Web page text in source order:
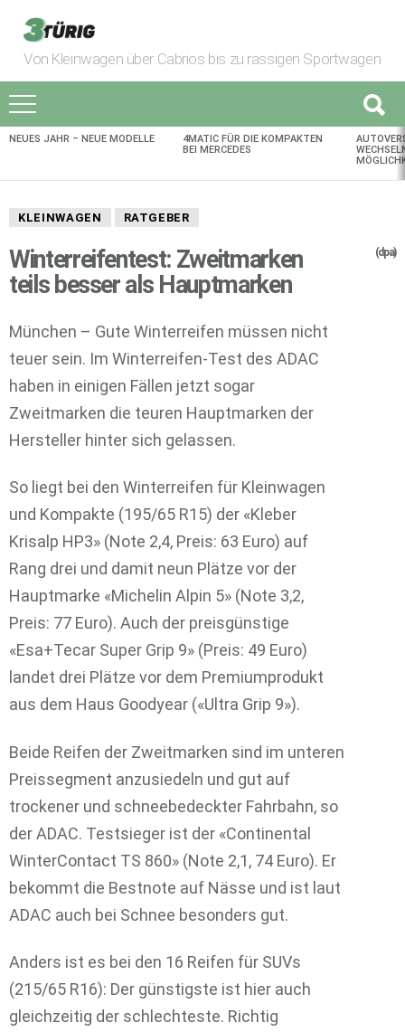
Von Kleinwagen über Cabrios bis zu rassigen Sportwagen
AKTUELLES
NEUES JAHR – NEUE MODELLE
4MATIC FÜR DIE KOMPAKTEN
BEI MERCEDES
KLEINWAGEN RATGEBER
Winterreifentest: Zweitmarken
teils besser als Hauptmarken
(dpa)
München – Gute Winterreifen müssen nicht
teuer sein. Im Winterreifen-Test des ADAC
haben in einigen Fällen jetzt sogar
Zweitmarken die teuren Hauptmarken der
Hersteller hinter sich gelassen.
So liegt bei den Winterreifen für Kleinwagen
und Kompakte (195/65 R15) der «Kleber
Krisalp HP3» (Note 2,4, Preis: 63 Euro) auf
Rang drei und damit neun Plätze vor der
Hauptmarke «Michelin Alpin 5» (Note 3,2,
Preis: 77 Euro). Auch der preisgünstige
«Esa+Tecar Super Grip 9» (Preis: 49 Euro)
landet drei Plätze vor dem Premiumprodukt
aus dem Haus Goodyear («Ultra Grip 9»).
Beide Reifen der Zweitmarken sind im unteren
Preissegment anzusiedeln und gut auf
trockener und schneebedeckter Fahrbahn, so
der ADAC. Testsieger ist der «Continental
WinterContact TS 860» (Note 2,1, 74 Euro). Er
bekommt die Bestnote auf Nässe und ist laut
ADAC auch bei Schnee besonders gut.
Anders ist es bei den 16 Reifen für SUVs
(215/65 R16): Der günstigste ist hier auch
gleichzeitig der schlechteste. Richtig